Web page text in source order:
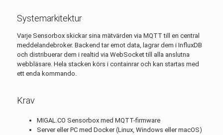
Systemarkitektur
Varje Sensorbox skickar sina mätvärden via MQTT till en central
meddelandebroker. Backend tar emot data, lagrar dem i InfluxDB
och distribuerar dem i realtid via WebSocket till alla anslutna
webbläsare. Hela stacken körs i containrar och kan startas med
ett enda kommando.
Krav
MIGAL.CO Sensorbox med MQTT-firmware
Server eller PC med Docker (Linux, Windows eller macOS)